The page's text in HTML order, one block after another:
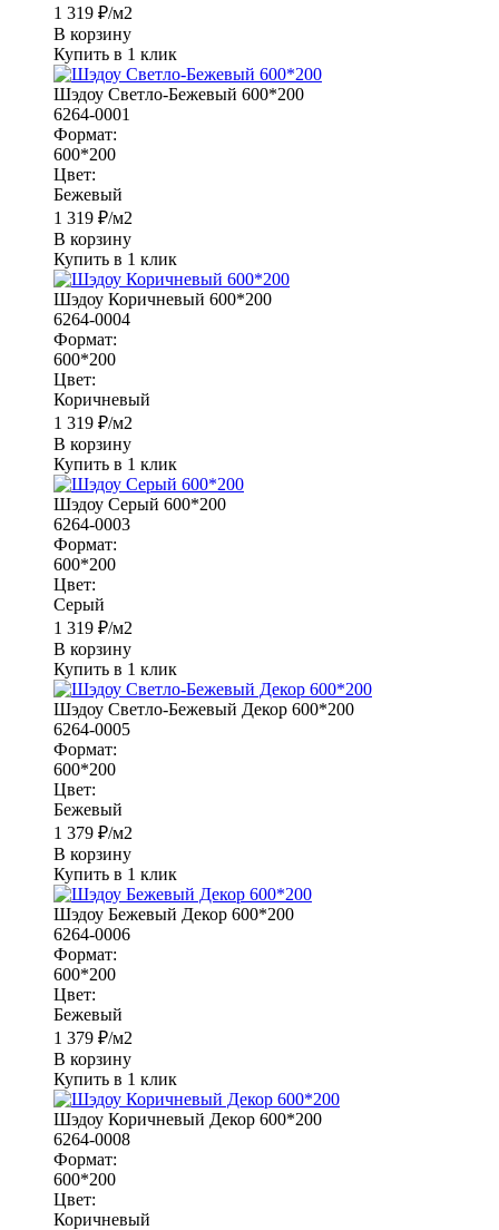
1 319 ₽/м2
В корзину
Купить в 1 клик
Шэдоу Светло-Бежевый 600*200
6264-0001
Формат:
600*200
Цвет:
Бежевый
1 319 ₽/м2
В корзину
Купить в 1 клик
Шэдоу Коричневый 600*200
6264-0004
Формат:
600*200
Цвет:
Коричневый
1 319 ₽/м2
В корзину
Купить в 1 клик
Шэдоу Серый 600*200
6264-0003
Формат:
600*200
Цвет:
Серый
1 319 ₽/м2
В корзину
Купить в 1 клик
Шэдоу Светло-Бежевый Декор 600*200
6264-0005
Формат:
600*200
Цвет:
Бежевый
1 379 ₽/м2
В корзину
Купить в 1 клик
Шэдоу Бежевый Декор 600*200
6264-0006
Формат:
600*200
Цвет:
Бежевый
1 379 ₽/м2
В корзину
Купить в 1 клик
Шэдоу Коричневый Декор 600*200
6264-0008
Формат:
600*200
Цвет:
Коричневый